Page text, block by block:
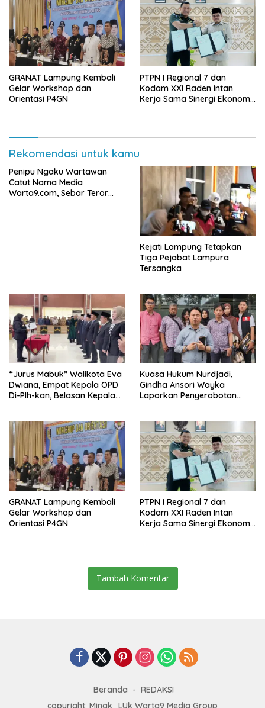
GRANAT Lampung Kembali
Gelar Workshop dan
Orientasi P4GN
PTPN I Regional 7 dan
Kodam XXI Raden Intan
Kerja Sama Sinergi Ekonomi
Rekomendasi untuk kamu
Penipu Ngaku Wartawan
Catut Nama Media
Warta9.com, Sebar Teror
Kejati Lampung Tetapkan
Tiga Pejabat Lampura
Tersangka
“Jurus Mabuk” Walikota Eva
Dwiana, Empat Kepala OPD
Di-Plh-kan, Belasan Kepala
Kuasa Hukum Nurdjadi,
Gindha Ansori Wayka
Laporkan Penyerobotan
GRANAT Lampung Kembali
Gelar Workshop dan
Orientasi P4GN
PTPN I Regional 7 dan
Kodam XXI Raden Intan
Kerja Sama Sinergi Ekonomi
Tambah Komentar
Beranda
REDAKSI
copyright: Minak_LUk Warta9 Media Group